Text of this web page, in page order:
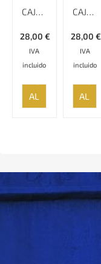
CAJA KHATAMKARI – 14 CM
€
28,00
IVA
incluido
AL
CARRITO
CAJA KHATAMKARI – 13 CM
€
28,00
IVA
incluido
AL
CARRITO